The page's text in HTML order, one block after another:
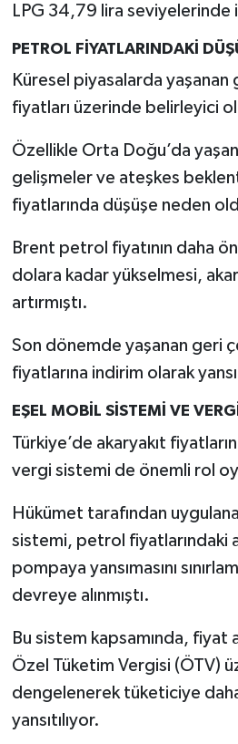
LPG 34,79 lira seviyelerinde
PETROL FİYATLARINDAKİ
Küresel piyasalarda yaşanan
fiyatları üzerinde belirleyici
Özellikle Orta Doğu’da
gelişmeler ve ateşkes
fiyatlarında düşüşe neden
Brent petrol fiyatının daha
dolara kadar yükselmesi,
artırmıştı.
Son dönemde yaşanan geri
fiyatlarına indirim olarak
EŞEL MOBİL SİSTEMİ VE
Türkiye’de akaryakıt
vergi sistemi de önemli rol
Hükümet tarafından
sistemi, petrol fiyatlarındaki
pompaya yansımasını
devreye alınmıştı.
Bu sistem kapsamında, fiyat
Özel Tüketim Vergisi (ÖTV)
dengelenerek tüketiciye
yansıtılıyor.